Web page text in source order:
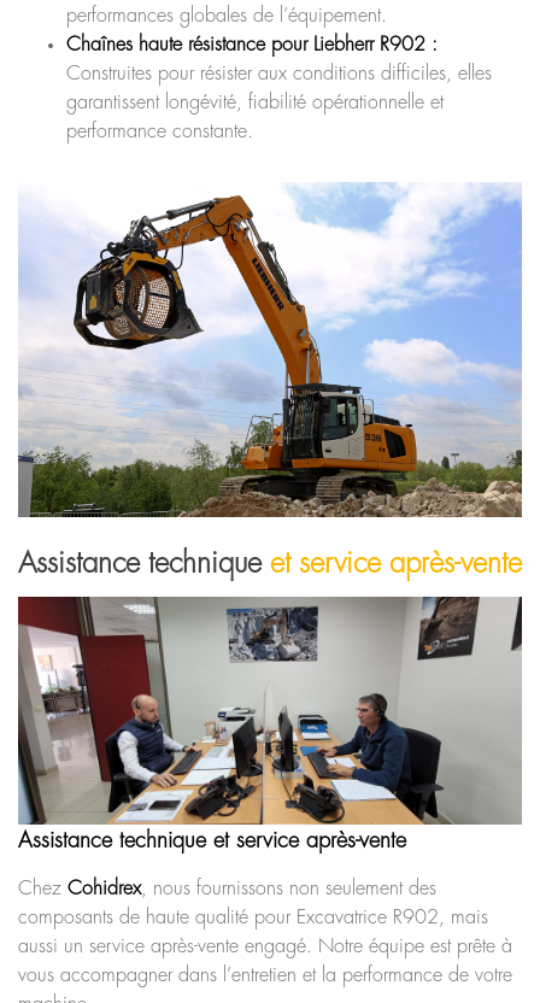
performances globales de l’équipement.
Chaînes haute résistance pour Liebherr R902 :
Construites pour résister aux conditions difficiles, elles
garantissent longévité, fiabilité opérationnelle et
performance constante.
Assistance technique et service après-vente
Assistance technique et service après-vente
Chez Cohidrex, nous fournissons non seulement des
composants de haute qualité pour Excavatrice R902, mais
aussi un service après-vente engagé. Notre équipe est prête à
vous accompagner dans l’entretien et la performance de votre